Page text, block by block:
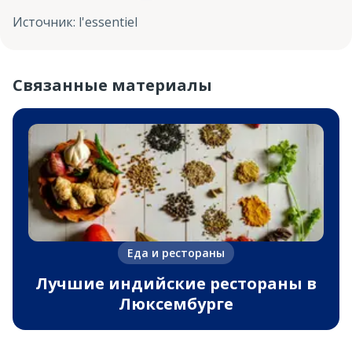
Источник: l'essentiel
Связанные материалы
Еда и рестораны
Лучшие индийские рестораны в
Люксембурге